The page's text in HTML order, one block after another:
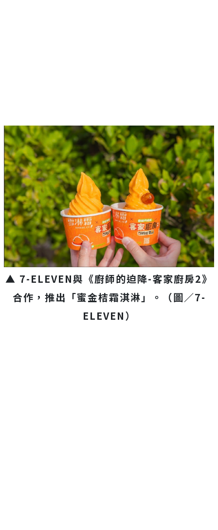
▲ 7-ELEVEN與《廚師的迫降-客家廚房2》
合作，推出「蜜金桔霜淇淋」。（圖／7-
ELEVEN）